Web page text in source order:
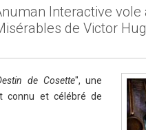
Interactive
de Victor
de Cosette", une
connu et célébré de